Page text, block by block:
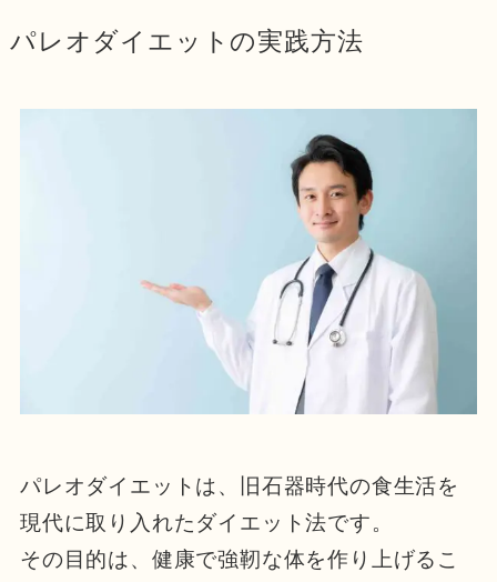
パレオダイエットの実践方法
パレオダイエットは、旧石器時代の食生活を
現代に取り入れたダイエット法です。
その目的は、健康で強靭な体を作り上げるこ